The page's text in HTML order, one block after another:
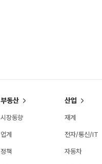
부동산
시장동향
업계
정책
산업
재계
전자/통신/IT
자동차